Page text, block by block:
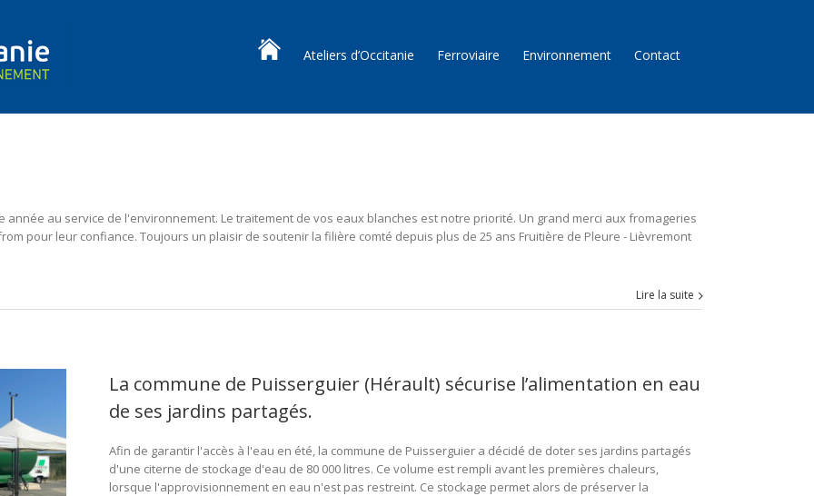
Ateliers d’Occitanie Ferroviaire Environnement Contact
année au service de l'environnement. Le traitement de vos eaux blanches est notre priorité. Un grand merci aux fromageries
pour leur confiance. Toujours un plaisir de soutenir la filière comté depuis plus de 25 ans Fruitière de Pleure - Lièvremont
Lire la suite
La commune de Puisserguier (Hérault) sécurise l’alimentation en eau
de ses jardins partagés.
Afin de garantir l'accès à l'eau en été, la commune de Puisserguier a décidé de doter ses jardins partagés
d'une citerne de stockage d'eau de 80 000 litres. Ce volume est rempli avant les premières chaleurs,
lorsque l'approvisionnement en eau n'est pas restreint. Ce stockage permet alors de préserver la